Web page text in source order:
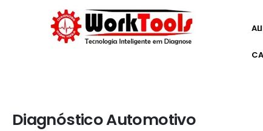
Diagnóstico Automotivo